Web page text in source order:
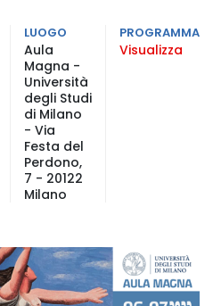
LUOGO
Aula
Magna -
Università
degli Studi
di Milano
- Via
Festa del
Perdono,
7 - 20122
Milano
PROGRAMMA
Visualizza